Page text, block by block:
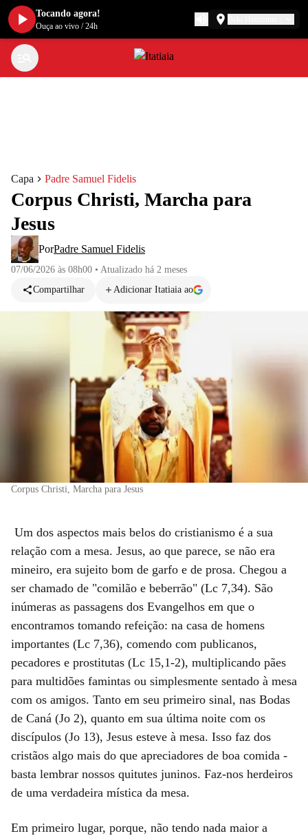
Capa Padre Samuel Fidelis
Corpus Christi, Marcha para
Jesus
PorPadre Samuel Fidelis
07/06/2026 às 08h00 • Atualizado há 2 meses
Compartilhar
Adicionar Itatiaia ao
Corpus Christi, Marcha para Jesus
Um dos aspectos mais belos do cristianismo é a sua
relação com a mesa. Jesus, ao que parece, se não era
mineiro, era sujeito bom de garfo e de prosa. Chegou a
ser chamado de "comilão e beberrão" (Lc 7,34). São
inúmeras as passagens dos Evangelhos em que o
encontramos tomando refeição: na casa de homens
importantes (Lc 7,36), comendo com publicanos,
pecadores e prostitutas (Lc 15,1-2), multiplicando pães
para multidões famintas ou simplesmente sentado à mesa
com os amigos. Tanto em seu primeiro sinal, nas Bodas
de Caná (Jo 2), quanto em sua última noite com os
discípulos (Jo 13), Jesus esteve à mesa. Isso faz dos
cristãos algo mais do que apreciadores de boa comida -
basta lembrar nossos quitutes juninos. Faz-nos herdeiros
de uma verdadeira mística da mesa.
Em primeiro lugar, porque, não tendo nada maior a
Tocando agora!
Ouça ao vivo /24h